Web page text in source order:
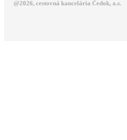
@2026, cestovná kancelária Čedok, a.s.